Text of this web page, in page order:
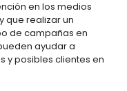
en los medios
que realizar un
de campañas en
ayudar a
y posibles clientes en